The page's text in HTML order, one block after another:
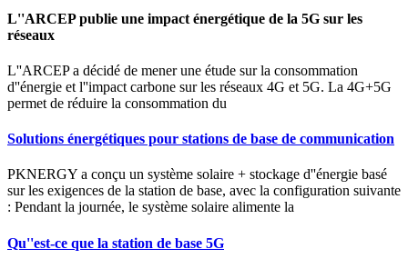
L''ARCEP publie une impact énergétique de la 5G sur les
réseaux
L''ARCEP a décidé de mener une étude sur la consommation
d''énergie et l''impact carbone sur les réseaux 4G et 5G. La 4G+5G
permet de réduire la consommation du
Solutions énergétiques pour stations de base de communication
PKNERGY a conçu un système solaire + stockage d''énergie basé
sur les exigences de la station de base, avec la configuration suivante
: Pendant la journée, le système solaire alimente la
Qu''est-ce que la station de base 5G